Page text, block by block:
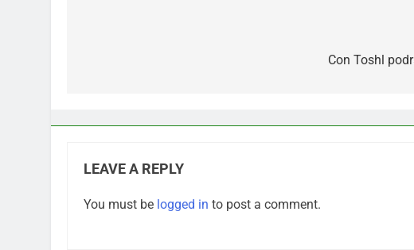
Con Toshl
LEAVE A REPLY
You must be logged in to post a comment.